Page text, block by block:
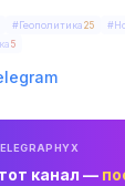
#Геополитика 25
5
канал —